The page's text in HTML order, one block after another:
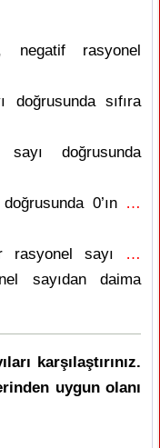
negatif rasyonel
sıfıra
doğrusunda
0’ın …
rasyonel sayı
…
sayıdan daima
karşılaştırınız.
uygun olanı